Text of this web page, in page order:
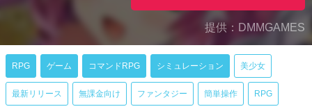
提供：DMMGAMES
RPG ゲーム コマンドRPG シミュレーション 美少女
最新リリース 無課金向け ファンタジー 簡単操作 RPG